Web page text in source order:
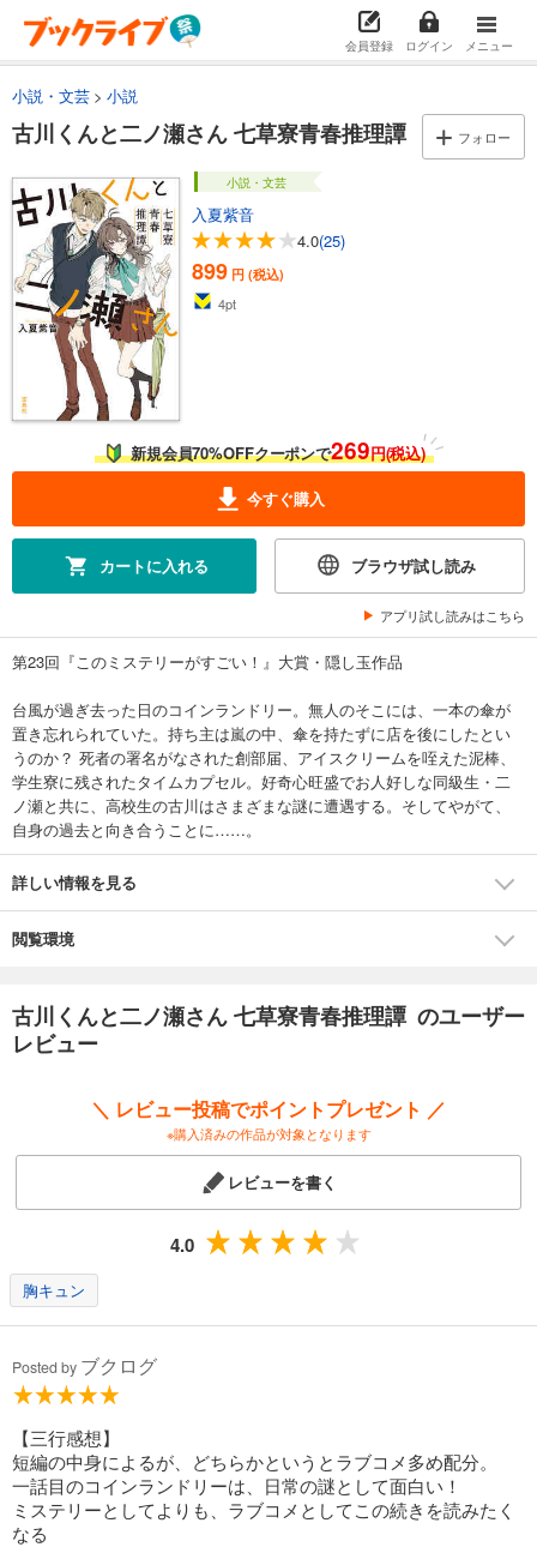
会員登録 ログイン メニュー
小説・文芸 小説
古川くんと二ノ瀬さん 七草寮青春推理譚 フォロー
小説・文芸
入夏紫音
4.0(25)
899 円 (税込)
4pt
新規会員70%OFFクーポンで269円(税込)
今すぐ購入
カートに入れる ブラウザ試し読み
アプリ試し読みはこちら
第23回『このミステリーがすごい！』大賞・隠し玉作品
台風が過ぎ去った日のコインランドリー。無人のそこには、一本の傘が
置き忘れられていた。持ち主は嵐の中、傘を持たずに店を後にしたとい
うのか？ 死者の署名がなされた創部届、アイスクリームを咥えた泥棒、
学生寮に残されたタイムカプセル。好奇心旺盛でお人好しな同級生・二
ノ瀬と共に、高校生の古川はさまざまな謎に遭遇する。そしてやがて、
自身の過去と向き合うことに……。
詳しい情報を見る
閲覧環境
古川くんと二ノ瀬さん 七草寮青春推理譚 のユーザー
レビュー
＼ レビュー投稿でポイントプレゼント ／
※購入済みの作品が対象となります
レビューを書く
4.0
胸キュン
Posted by ブクログ
【三行感想】
短編の中身によるが、どちらかというとラブコメ多め配分。
一話目のコインランドリーは、日常の謎として面白い！
ミステリーとしてよりも、ラブコメとしてこの続きを読みたく
なる